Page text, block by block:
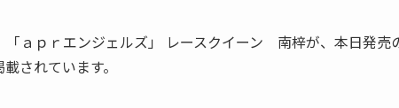
ａｐｒエンジェルズ」 レースクイーン 南梓が、本日発売
されています。